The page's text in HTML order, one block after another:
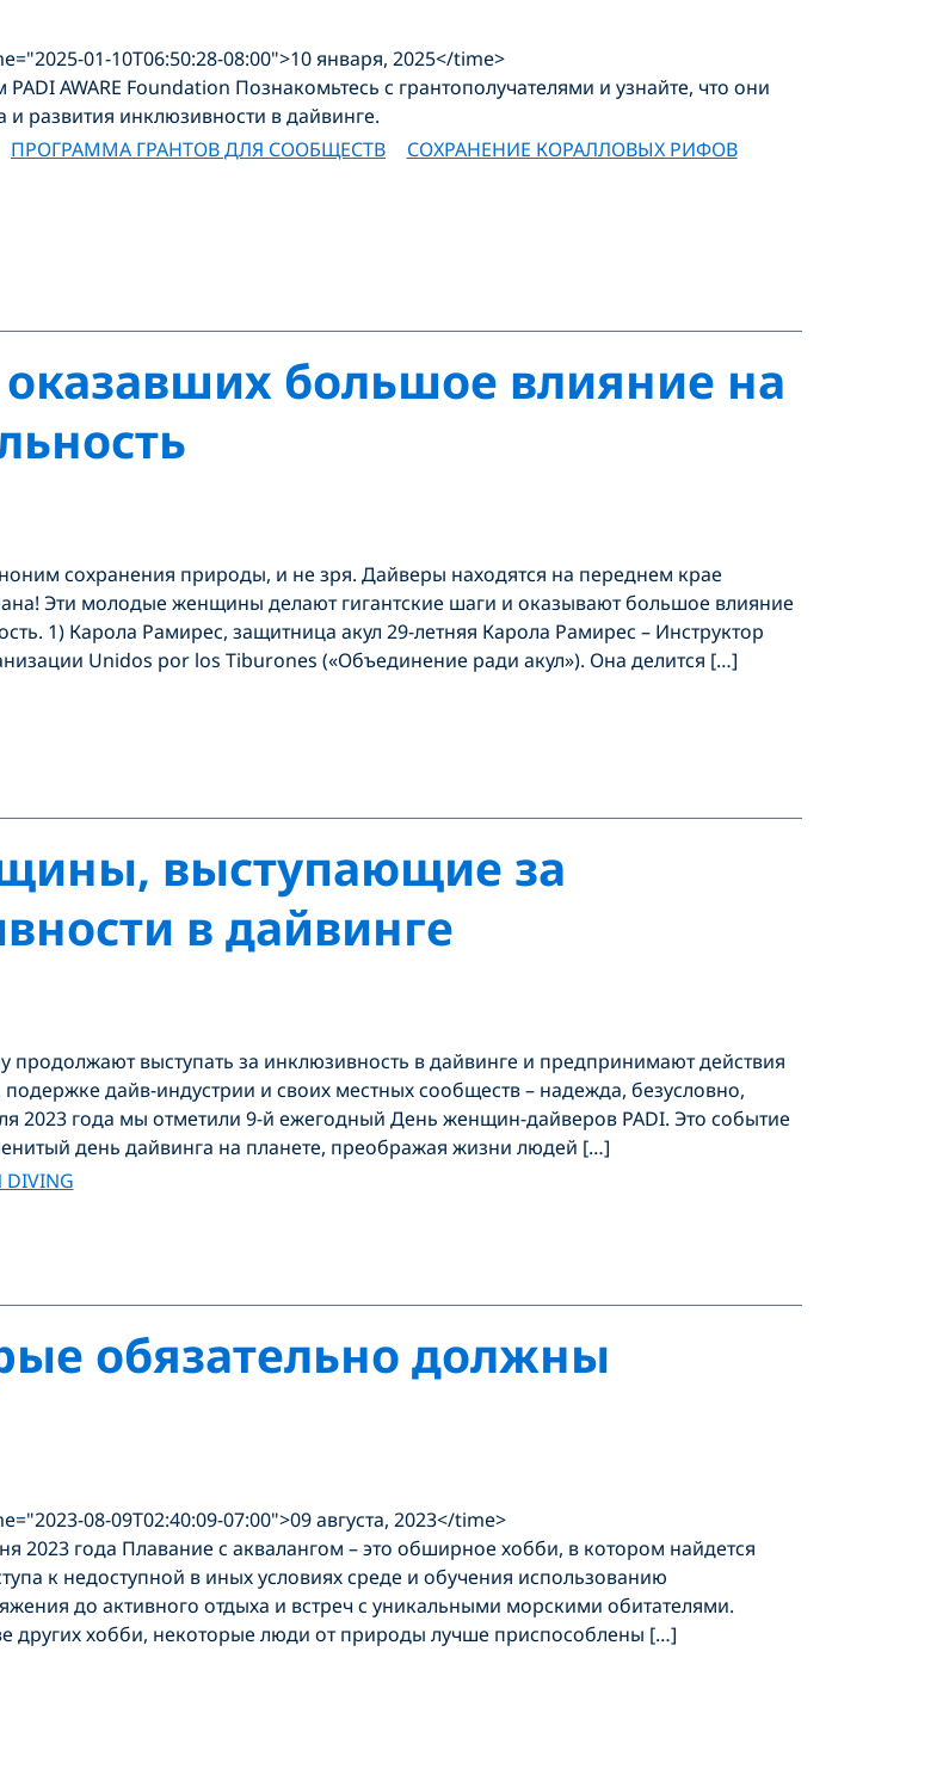
01-10T06:50:28-08:00">10 января, 2025</time>
AWARE Foundation Познакомьтесь с грантополучателями и узнайте, что они
и развития инклюзивности в дайвинге.
ПРОГРАММА ГРАНТОВ ДЛЯ СООБЩЕСТВ СОХРАНЕНИЕ КОРАЛЛОВЫХ РИФОВ
большое влияние на
сохранения природы, и не зря. Дайверы находятся на переднем крае
Эти молодые женщины делают гигантские шаги и оказывают большое влияние
1) Карола Рамирес, защитница акул 29-летняя Карола Рамирес – Инструктор
Unidos por los Tiburones («Объединение ради акул»). Она делится […]
выступающие за
в дайвинге
продолжают выступать за инклюзивность в дайвинге и предпринимают действия
дайв-индустрии и своих местных сообществ – надежда, безусловно,
2023 года мы отметили 9-й ежегодный День женщин-дайверов PADI. Это событие
день дайвинга на планете, преображая жизни людей […]
DIVING
обязательно должны
08-09T02:40:09-07:00">09 августа, 2023</time>
2023 года Плавание с аквалангом – это обширное хобби, в котором найдется
к недоступной в иных условиях среде и обучения использованию
до активного отдыха и встреч с уникальными морскими обитателями.
других хобби, некоторые люди от природы лучше приспособлены […]